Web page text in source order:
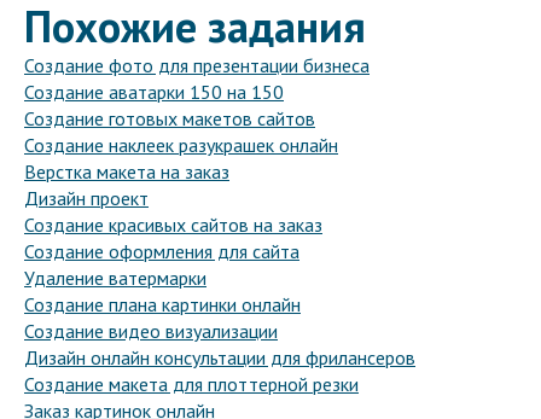
Похожие задания
Создание фото для презентации бизнеса
Создание аватарки 150 на 150
Создание готовых макетов сайтов
Создание наклеек разукрашек онлайн
Верстка макета на заказ
Дизайн проект
Создание красивых сайтов на заказ
Создание оформления для сайта
Удаление ватермарки
Создание плана картинки онлайн
Создание видео визуализации
Дизайн онлайн консультации для фрилансеров
Создание макета для плоттерной резки
Заказ картинок онлайн